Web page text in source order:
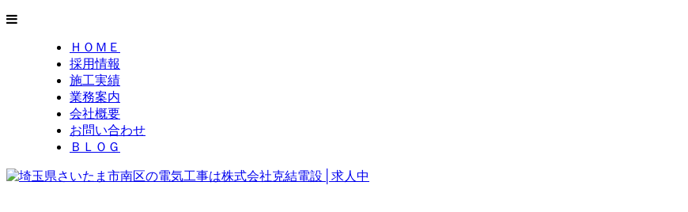
ＨＯＭＥ
採用情報
施工実績
業務案内
会社概要
お問い合わせ
ＢＬＯＧ